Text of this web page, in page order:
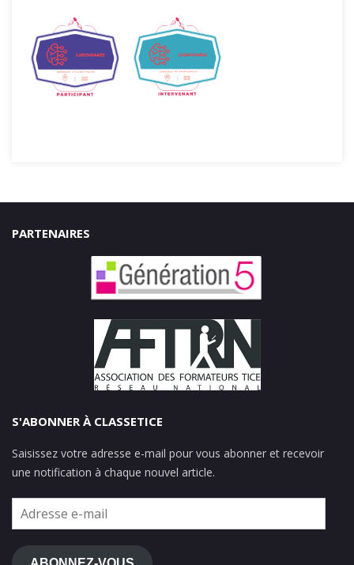
PARTENAIRES
S'ABONNER À CLASSETICE
Saisissez votre adresse e-mail pour vous abonner et recevoir
une notification à chaque nouvel article.
Adresse
e-
mail